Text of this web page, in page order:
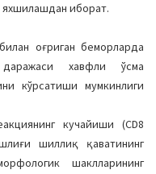
иборат.
оғриган беморларда
хавфли ўсма
кўрсатиши мумкинлиги
кучайиши (CD8
шиллиқ қаватининг
шаклларининг